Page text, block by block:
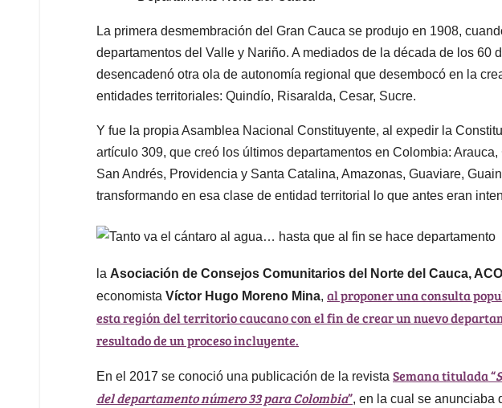
La primera desmembración del Gran Cauca se produjo en 1908,
departamentos del Valle y Nariño. A mediados de la década de los 60
desencadenó otra ola de autonomía regional que desembocó en la
entidades territoriales: Quindío, Risaralda, Cesar, Sucre.
Y fue la propia Asamblea Nacional Constituyente, al expedir la
artículo 309, que creó los últimos departamentos en Colombia:
San Andrés, Providencia y Santa Catalina, Amazonas, Guaviare,
transformando en esa clase de entidad territorial lo que antes eran
la Asociación de Consejos Comunitarios del Norte del Cauca,
economista Víctor Hugo Moreno Mina, al proponer una consulta
esta región del territorio caucano con el fin de crear un nuevo
resultado de un proceso incluyente.
En el 2017 se conoció una publicación de la revista Semana titulada “
del departamento número 33 para Colombia”, en la cual se anunciaba